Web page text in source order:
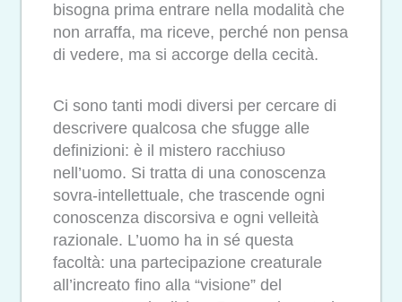
bisogna prima entrare nella modalità che
non arraffa, ma riceve, perché non pensa
di vedere, ma si accorge della cecità.
Ci sono tanti modi diversi per cercare di
descrivere qualcosa che sfugge alle
definizioni: è il mistero racchiuso
nell’uomo. Si tratta di una conoscenza
sovra-intellettuale, che trascende ogni
conoscenza discorsiva e ogni velleità
razionale. L’uomo ha in sé questa
facoltà: una partecipazione creaturale
all’increato fino alla “visione” del